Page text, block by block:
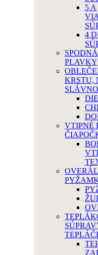
5 A
4
PLAVKY
KRSTU,
VTIPNÉ